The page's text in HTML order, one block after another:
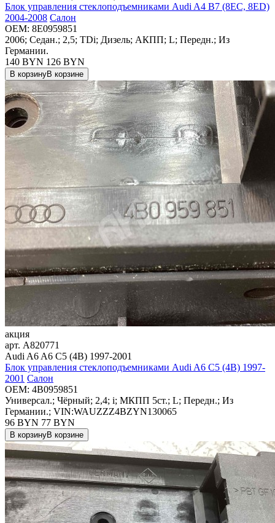
Блок управления стеклоподъемниками Audi A4 B7 (8EC, 8ED)
2004-2008 Салон
OEM: 8E0959851
2006; Седан.; 2,5; TDi; Дизель; АКПП; L; Передн.; Из
Германии.
140 BYN 126 BYN
В корзинуВ корзине
акция
арт. A820771
Audi A6 A6 C5 (4B) 1997-2001
Блок управления стеклоподъемниками Audi A6 C5 (4B) 1997-
2001 Салон
OEM: 4B0959851
Универсал.; Чёрный; 2,4; i; МКПП 5ст.; L; Передн.; Из
Германии.; VIN:WAUZZZ4BZYN130065
96 BYN 77 BYN
В корзинуВ корзине